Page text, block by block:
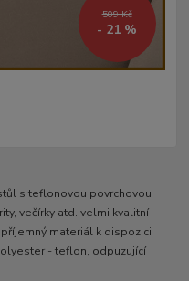
509 Kč
- 21 %
s teflonovou povrchovou
večírky atd. velmi kvalitní
materiál k dispozici
- teflon, odpuzující